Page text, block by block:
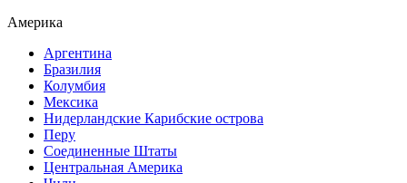
Америка
Аргентина
Бразилия
Колумбия
Мексика
Нидерландские Карибские острова
Перу
Соединенные Штаты
Центральная Америка